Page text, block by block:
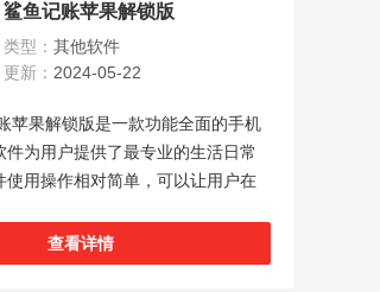
鲨鱼记账苹果解锁版
类型： 其他软件
更新： 2024-05-22
苹果解锁版是一款功能全面的手机
件为用户提供了最专业的生活日常
使用操作相对简单，可以让用户在
查看详情